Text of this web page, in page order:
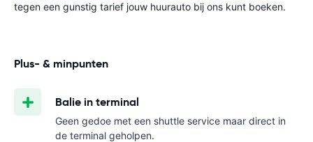
tegen een gunstig tarief jouw huurauto bij ons kunt boeken.
Plus- & minpunten
Balie in terminal
Geen gedoe met een shuttle service maar direct in
de terminal geholpen.